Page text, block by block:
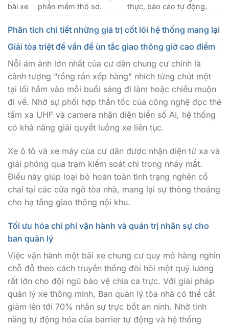
bãi xe
phần mềm thô sơ.
thực, báo cáo tự động.
Phân tích chi tiết những giá trị cốt lõi hệ thống mang lại
Giải tỏa triệt để vấn đề ùn tắc giao thông giờ cao điểm
Nỗi ám ảnh lớn nhất của cư dân chung cư chính là
cảnh tượng “rồng rắn xếp hàng” nhích từng chút một
tại lối hầm vào mỗi buổi sáng đi làm hoặc chiều muộn
đi về. Nhờ sự phối hợp thần tốc của công nghệ đọc thẻ
tầm xa UHF và camera nhận diện biển số AI, hệ thống
có khả năng giải quyết luồng xe liên tục.
Xe ô tô và xe máy của cư dân được nhận diện từ xa và
giải phóng qua trạm kiểm soát chỉ trong nháy mắt.
Điều này giúp loại bỏ hoàn toàn tình trạng nghẽn cổ
chai tại các cửa ngõ tòa nhà, mang lại sự thông thoáng
cho hạ tầng giao thông nội khu.
Tối ưu hóa chi phí vận hành và quản trị nhân sự cho
ban quản lý
Việc vận hành một bãi xe chung cư quy mô hàng nghìn
chỗ đỗ theo cách truyền thống đòi hỏi một quỹ lương
rất lớn cho đội ngũ bảo vệ chia ca trực. Với giải pháp
quản lý xe thông minh, Ban quản lý tòa nhà có thể cắt
giảm lên tới 70% nhân sự trực bốt an ninh. Nhờ tính
năng tự động hóa của barrier tự động và hệ thống